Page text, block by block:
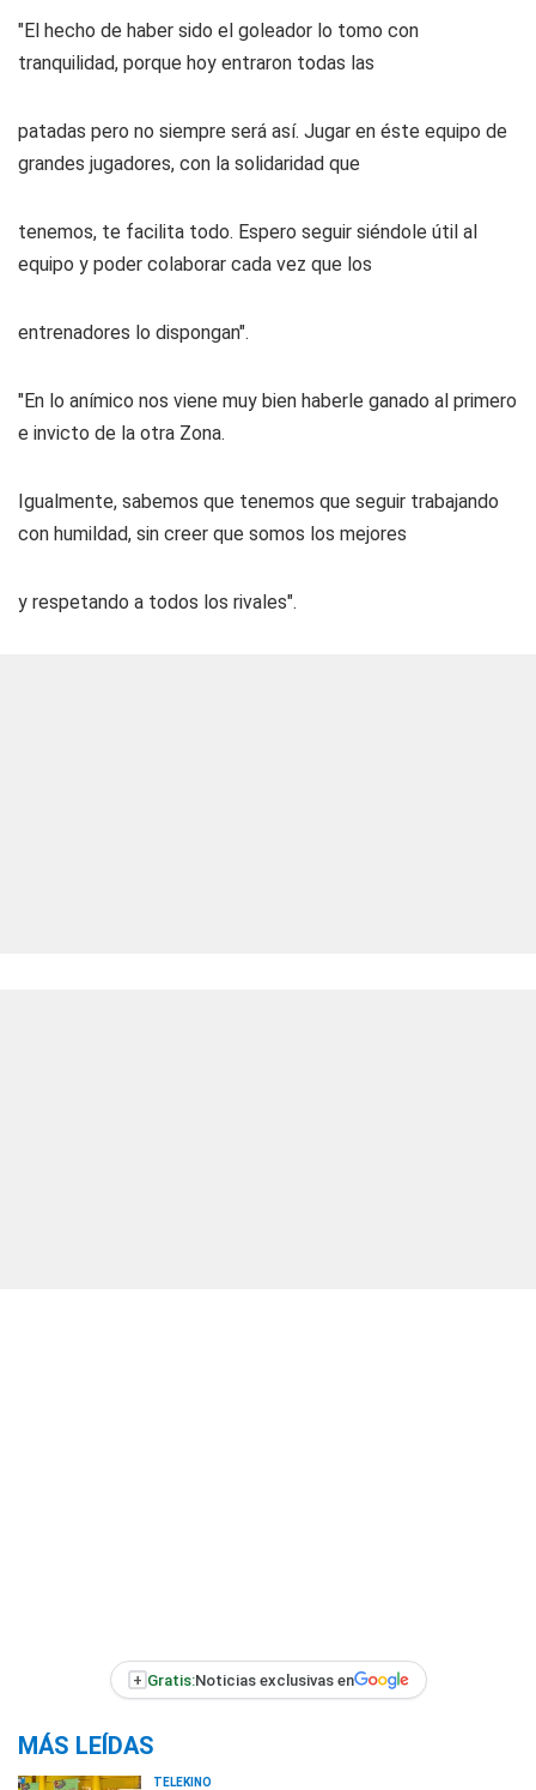
"El hecho de haber sido el goleador lo tomo con
tranquilidad, porque hoy entraron todas las
patadas pero no siempre será así. Jugar en éste equipo de
grandes jugadores, con la solidaridad que
tenemos, te facilita todo. Espero seguir siéndole útil al
equipo y poder colaborar cada vez que los
entrenadores lo dispongan".
"En lo anímico nos viene muy bien haberle ganado al primero
e invicto de la otra Zona.
Igualmente, sabemos que tenemos que seguir trabajando
con humildad, sin creer que somos los mejores
y respetando a todos los rivales".
+ Gratis:Noticias exclusivas en
MÁS LEÍDAS
TELEKINO